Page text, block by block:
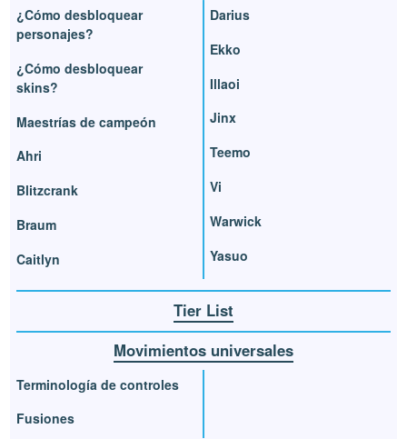
¿Cómo desbloquear
personajes?
¿Cómo desbloquear
skins?
Maestrías de campeón
Ahri
Blitzcrank
Braum
Caitlyn
Darius
Ekko
Illaoi
Jinx
Teemo
Vi
Warwick
Yasuo
Tier List
Movimientos universales
Terminología de controles
Fusiones